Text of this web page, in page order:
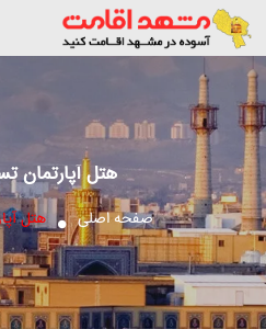
هتل آپارتمان
صفحه اصلی هتل